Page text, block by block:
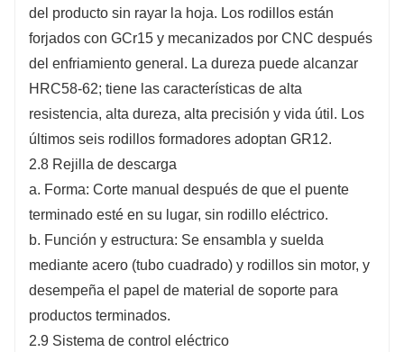
del producto sin rayar la hoja. Los rodillos están
forjados con GCr15 y mecanizados por CNC después
del enfriamiento general. La dureza puede alcanzar
HRC58-62; tiene las características de alta
resistencia, alta dureza, alta precisión y vida útil. Los
últimos seis rodillos formadores adoptan GR12.
2.8 Rejilla de descarga
a. Forma: Corte manual después de que el puente
terminado esté en su lugar, sin rodillo eléctrico.
b. Función y estructura: Se ensambla y suelda
mediante acero (tubo cuadrado) y rodillos sin motor, y
desempeña el papel de material de soporte para
productos terminados.
2.9 Sistema de control eléctrico